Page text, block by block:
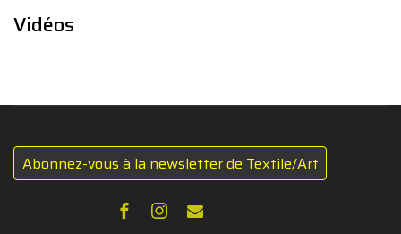
Vidéos
Abonnez-vous à la newsletter de Textile/Art